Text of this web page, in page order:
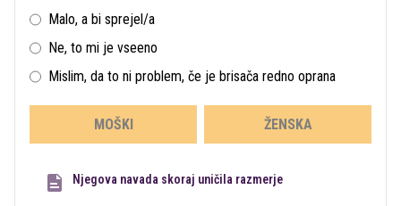
Malo, a bi sprejel/a
Ne, to mi je vseeno
Mislim, da to ni problem, če je brisača redno oprana
MOŠKI ŽENSKA
Njegova navada skoraj uničila razmerje